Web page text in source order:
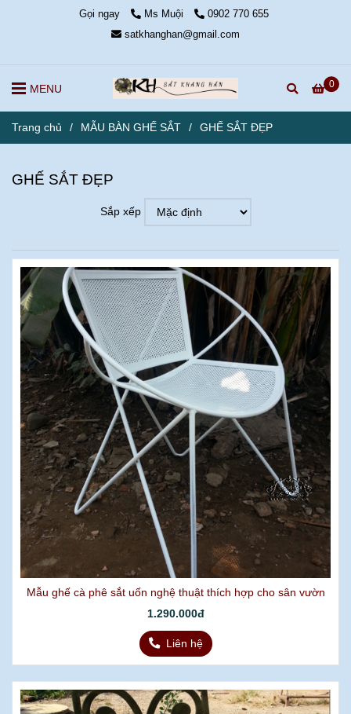
Gọi ngay Ms Muội
0902 770 655
satkhanghan@gmail.com
0
MENU
Trang chủ / MẪU BÀN GHẾ SẮT / GHẾ SẮT ĐẸP
GHẾ SẮT ĐẸP
Sắp xếp
Mẫu ghế cà phê sắt uốn nghệ thuật thích hợp cho sân vườn
1.290.000đ
Liên hệ